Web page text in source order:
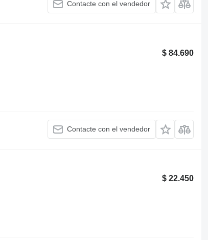
Contacte con el vendedor
$ 84.690
Contacte con el vendedor
$ 22.450